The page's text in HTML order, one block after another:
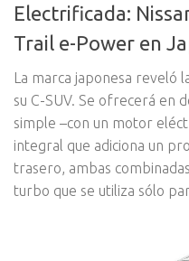
Electrificada:
Trail e-Power en
La marca japonesa reveló
su C-SUV. Se ofrecerá en
simple –con un motor
integral que adiciona un
trasero, ambas
turbo que se utiliza sólo